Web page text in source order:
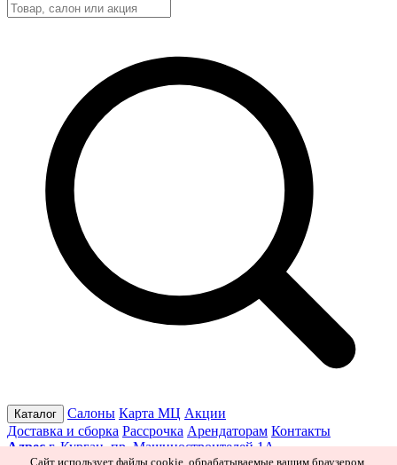
Каталог Салоны Карта МЦ Акции
Доставка и сборка Рассрочка Арендаторам Контакты
Адрес г. Курган, пр. Машиностроителей 1А
Сайт использует файлы cookie, обрабатываемые вашим браузером.